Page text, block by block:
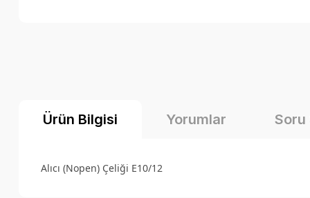
Ürün Bilgisi Yorumlar Soru
Alıcı (Nopen) Çeliği E10/12